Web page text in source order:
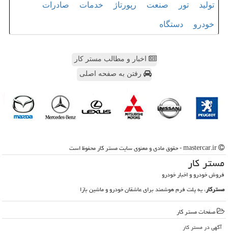
تولید تور صنعت رپورتاژ خدمات صادرات
خودرو دستگاه
اخبار و مطالب مستر کار
رفتن به صفحه اصلی
مستر كار
فروش خودرو و اخبار خودرو
مسترکار، یه پلت فرم هوشمند برای عاشقان خودرو و ماشین بازا
صفحات مستر كار
آگهی در مستر كار